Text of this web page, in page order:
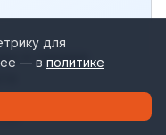
и скидки
и узнавайте о
для
— в политике